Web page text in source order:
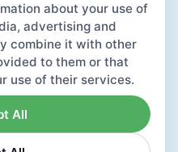
about your use of
advertising and
combine it with other
to them or that
use of their services.
All